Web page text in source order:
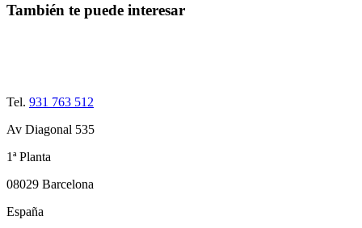
También te puede interesar
Tel. 931 763 512
Av Diagonal 535
1ª Planta
08029 Barcelona
España